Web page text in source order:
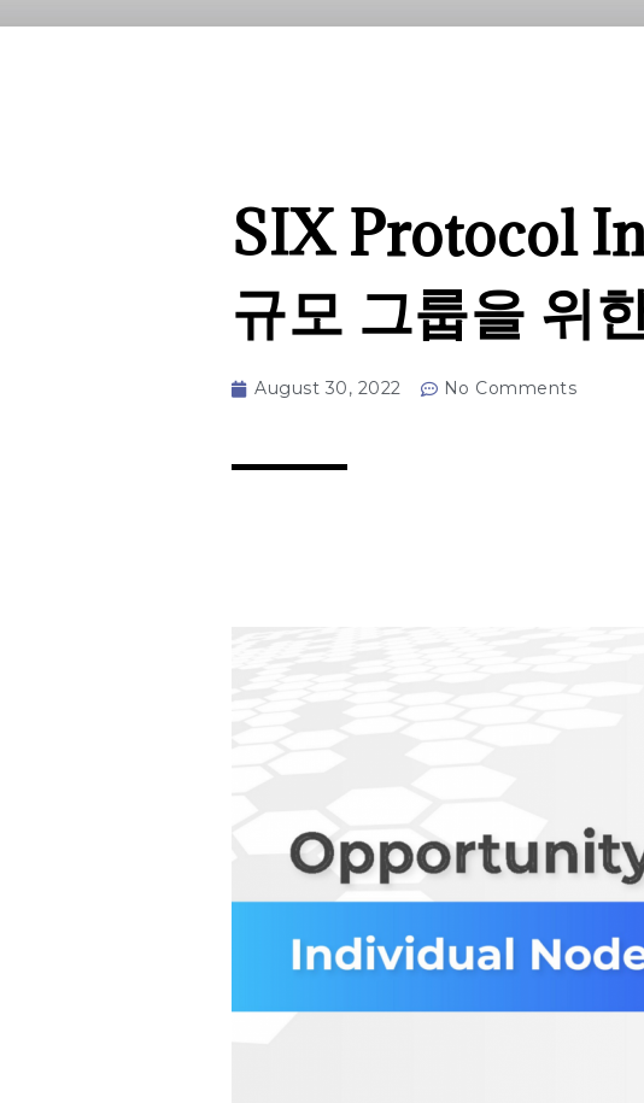
SIX Protocol
규모 그룹을 위
August 30, 2022 No Comments